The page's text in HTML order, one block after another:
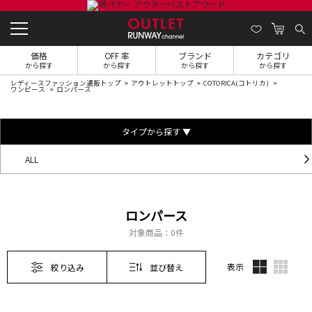
価格
から探す
OFF 率
から探す
ブランド
から探す
カテゴリ
から探す
レディースファッション通販トップ アウトレットトップ COTORICA(コトリカ)
ワンピース ロンパース
タイプから探す ▼
ALL
ロンパース
対象商品： 0件
絞り込み 並び替え 表示